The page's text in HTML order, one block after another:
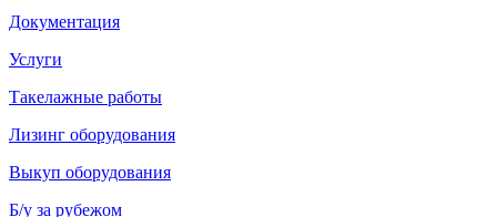
Документация
Услуги
Такелажные работы
Лизинг оборудования
Выкуп оборудования
Б/у за рубежом